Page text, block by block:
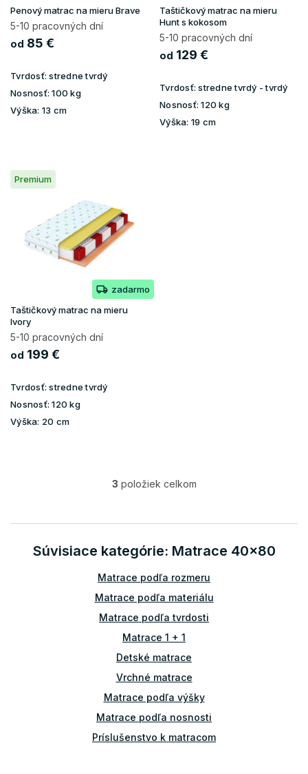
u
k
t
v
Penový matrac na mieru Brave
5-10 pracovných dní
od 85 €
Tvrdosť: stredne tvrdý
Nosnosť: 100 kg
Výška: 13 cm
Taštičkový matrac na mieru
Hunt s kokosom
5-10 pracovných dní
od 129 €
Tvrdosť: stredne tvrdý - tvrdý
Nosnosť: 120 kg
Výška: 19 cm
Premium
zadarmo
Taštičkový matrac na mieru
Ivory
5-10 pracovných dní
od 199 €
Tvrdosť: stredne tvrdý
Nosnosť: 120 kg
Výška: 20 cm
O
á
d
a
i
e
p
r
v
k
y
v
ý
p
i
s
u
3 položiek celkom
Súvisiace kategórie: Matrace 40x80
Matrace podľa rozmeru
Matrace podľa materiálu
Matrace podľa tvrdosti
Matrace 1 + 1
Detské matrace
Vrchné matrace
Matrace podľa výšky
Matrace podľa nosnosti
Príslušenstvo k matracom